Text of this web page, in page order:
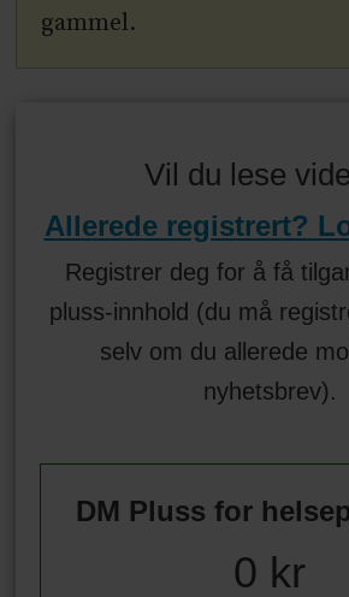
gammel.
Vil du lese
Allerede registrert?
Registrer deg for å få
pluss-innhold (du må
selv om du allerede
nyhetsbrev).
DM Pluss for
0 kr